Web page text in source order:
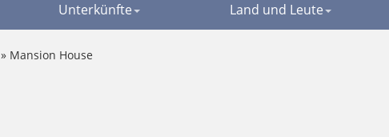
Unterkünfte Land und Leute
» Mansion House